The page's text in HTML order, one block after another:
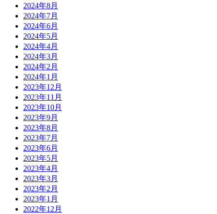
2024年8月
2024年7月
2024年6月
2024年5月
2024年4月
2024年3月
2024年2月
2024年1月
2023年12月
2023年11月
2023年10月
2023年9月
2023年8月
2023年7月
2023年6月
2023年5月
2023年4月
2023年3月
2023年2月
2023年1月
2022年12月